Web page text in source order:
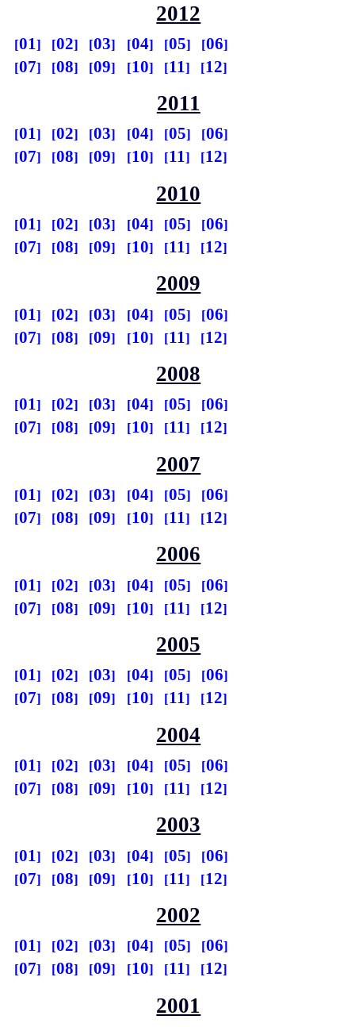
2012
01 02 03 04 05
06
07
08 09 10 11 12
2011
01 02 03 04 05
06
07
08 09 10 11 12
2010
01 02 03 04 05
06
07
08 09 10 11 12
2009
01 02 03 04 05
06
07
08 09 10 11 12
2008
01 02 03 04 05
06
07
08 09 10 11 12
2007
01 02 03 04 05
06
07
08 09 10 11 12
2006
01 02 03 04 05
06
07
08 09 10 11 12
2005
01 02 03 04 05
06
07
08 09 10 11 12
2004
01 02 03 04 05
06
07
08 09 10 11 12
2003
01 02 03 04 05
06
07
08 09 10 11 12
2002
01 02 03 04 05
06
07
08 09 10 11 12
2001